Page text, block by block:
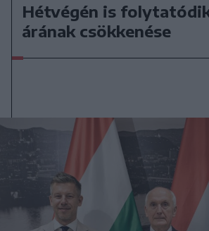
Hétvégén is
árának csökkenése